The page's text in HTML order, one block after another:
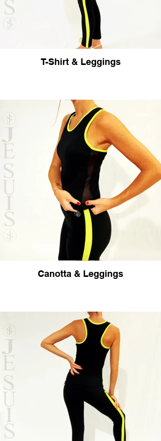
T-Shirt & Leggings
Canotta & Leggings